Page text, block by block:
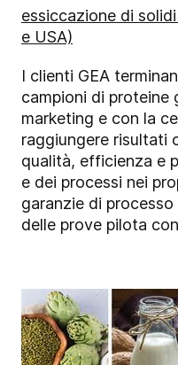
essiccazione di
e USA)
I clienti GEA
campioni di proteine
marketing e con la
raggiungere risultati
qualità, efficienza e
e dei processi nei
garanzie di
delle prove pilota